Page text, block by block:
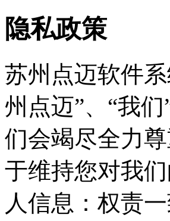
隐私政策
苏州点迈软件
州点迈”、“我
们会竭尽全力
于维持您对我
人信息：权责